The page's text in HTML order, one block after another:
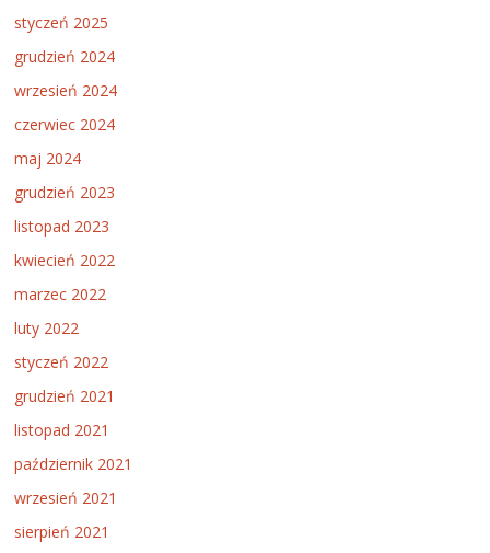
styczeń 2025
grudzień 2024
wrzesień 2024
czerwiec 2024
maj 2024
grudzień 2023
listopad 2023
kwiecień 2022
marzec 2022
luty 2022
styczeń 2022
grudzień 2021
listopad 2021
październik 2021
wrzesień 2021
sierpień 2021